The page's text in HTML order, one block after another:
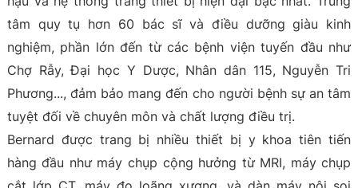
tâm quy tụ hơn 60 bác sĩ và điều dưỡng giàu kinh
nghiệm, phần lớn đến từ các bệnh viện tuyến đầu như
Chợ Rẫy, Đại học Y Dược, Nhân dân 115, Nguyễn Tri
Phương..., đảm bảo mang đến cho người bệnh sự an tâm
tuyệt đối về chuyên môn và chất lượng điều trị.
Bernard được trang bị nhiều thiết bị y khoa tiên tiến
hàng đầu như máy chụp cộng hưởng từ MRI, máy chụp